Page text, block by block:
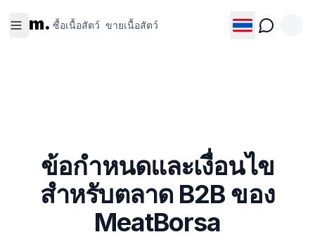
m. ซื้อเนื้อสัตว์ ขายเนื้อสัตว์
สัตว์
สัตว์
ข้อกำหนดและเงื่อนไข
สำหรับตลาด B2B ของ
MeatBorsa